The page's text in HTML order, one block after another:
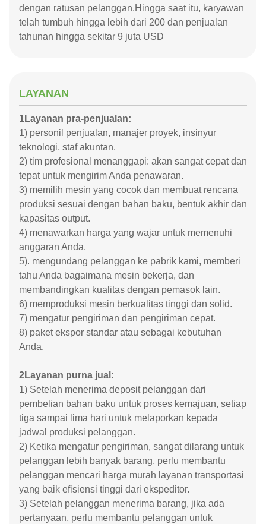
dengan ratusan pelanggan.Hingga saat itu, karyawan
telah tumbuh hingga lebih dari 200 dan penjualan
tahunan hingga sekitar 9 juta USD
LAYANAN
1Layanan pra-penjualan:
1) personil penjualan, manajer proyek, insinyur
teknologi, staf akuntan.
2) tim profesional menanggapi: akan sangat cepat dan
tepat untuk mengirim Anda penawaran.
3) memilih mesin yang cocok dan membuat rencana
produksi sesuai dengan bahan baku, bentuk akhir dan
kapasitas output.
4) menawarkan harga yang wajar untuk memenuhi
anggaran Anda.
5). mengundang pelanggan ke pabrik kami, memberi
tahu Anda bagaimana mesin bekerja, dan
membandingkan kualitas dengan pemasok lain.
6) memproduksi mesin berkualitas tinggi dan solid.
7) mengatur pengiriman dan pengiriman cepat.
8) paket ekspor standar atau sebagai kebutuhan
Anda.
2Layanan purna jual:
1) Setelah menerima deposit pelanggan dari
pembelian bahan baku untuk proses kemajuan, setiap
tiga sampai lima hari untuk melaporkan kepada
jadwal produksi pelanggan.
2) Ketika mengatur pengiriman, sangat dilarang untuk
pelanggan lebih banyak barang, perlu membantu
pelanggan mencari harga murah layanan transportasi
yang baik efisiensi tinggi dari ekspeditor.
3) Setelah pelanggan menerima barang, jika ada
pertanyaan, perlu membantu pelanggan untuk